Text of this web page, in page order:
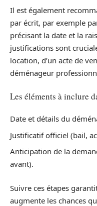
Il est également
par écrit, par exemple
précisant la date et la
justifications sont
location, d’un acte de
déménageur
Les éléments à inclure
Date et détails du
Justificatif officiel (bail,
Anticipation de la
avant).
Suivre ces étapes
augmente les chances